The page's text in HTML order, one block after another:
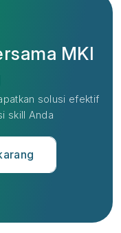
MKI
solusi efektif
skill Anda